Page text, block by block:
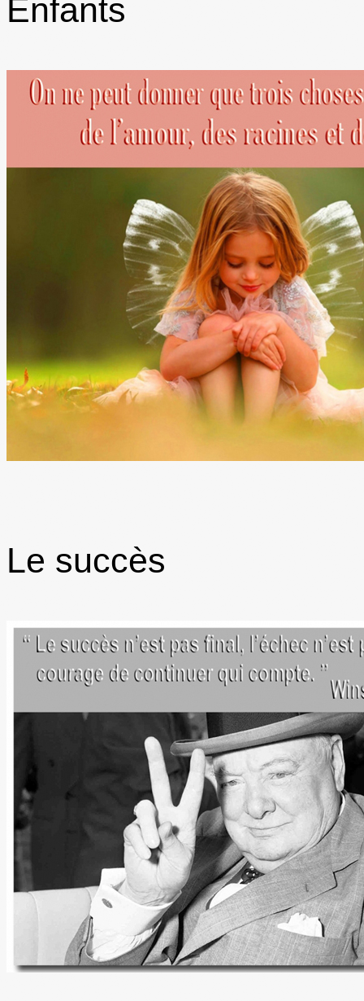
Enfants
Le succès